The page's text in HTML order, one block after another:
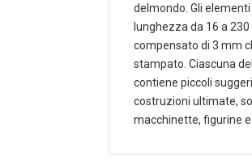
delmondo. Gli
lunghezza da 16 a
compensato di 3 mm
stampato. Ciascuna
contiene piccoli
costruzioni ultimate,
macchinette, figurine